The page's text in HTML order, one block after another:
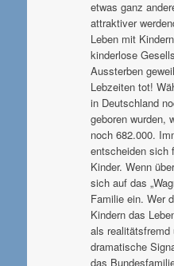
etwas ganz
attraktiver
Leben mit
kinderlose
Aussterben
Lebzeiten tot!
in Deutschland
geboren wurden,
noch 682.000.
entscheiden sich
Kinder. Wenn
sich auf das
Familie ein. Wer
Kindern das
als realitätsfremd
dramatische
das